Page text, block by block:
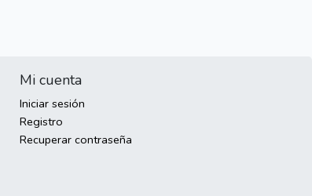
Mi cuenta
Iniciar sesión
Registro
Recuperar contraseña